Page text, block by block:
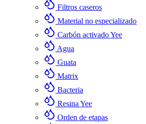
Filtros caseros
Material no especializado
Carbón activado Yee
Agua
Guata
Matrix
Bacteria
Resina Yee
Orden de etapas